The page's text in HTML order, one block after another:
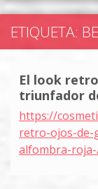
ETIQUETA:
El look
triunfador
https://
retro-ojos-
alfombra-